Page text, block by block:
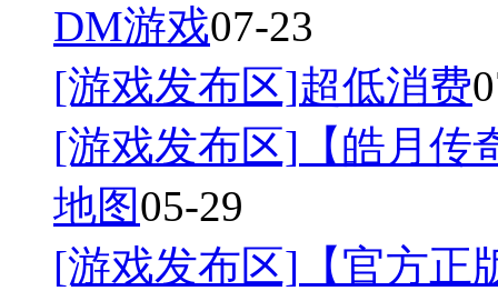
DM游戏07-23
[游戏发布区]超低消费
[游戏发布区] 【皓月
地图05-29
[游戏发布区] 【官方